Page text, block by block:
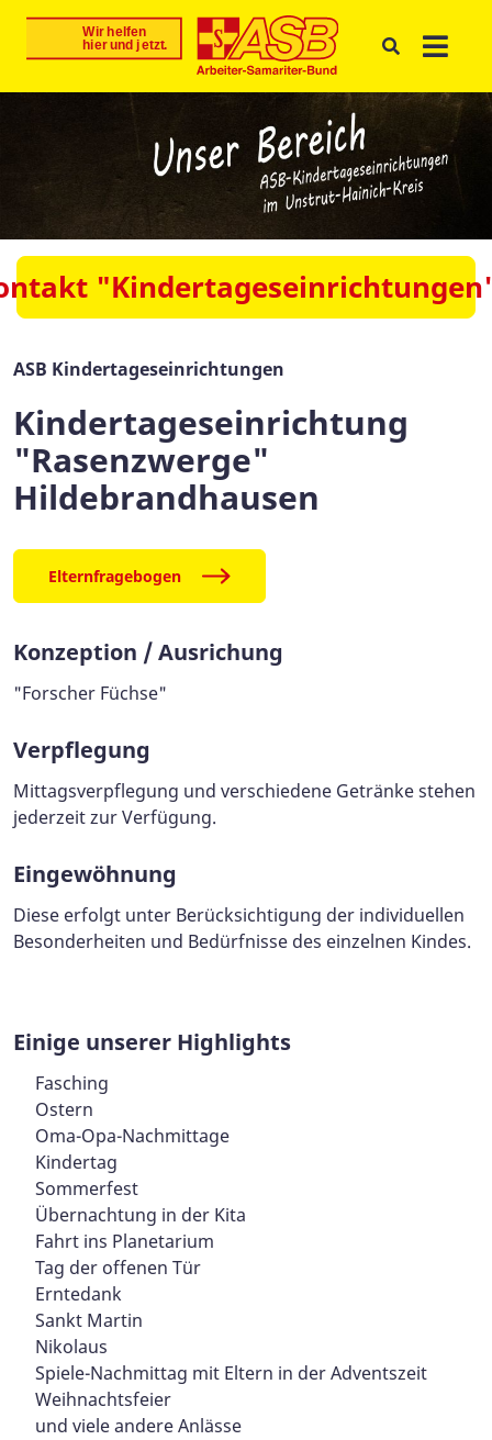
ASB Kindertageseinrichtungen
Kindertageseinrichtung
"Rasenzwerge"
Hildebrandhausen
Elternfragebogen
Konzeption / Ausrichung
"Forscher Füchse"
Verpflegung
Mittagsverpflegung und verschiedene Getränke stehen
jederzeit zur Verfügung.
Eingewöhnung
Diese erfolgt unter Berücksichtigung der individuellen
Besonderheiten und Bedürfnisse des einzelnen Kindes.
Einige unserer Highlights
Fasching
Ostern
Oma-Opa-Nachmittage
Kindertag
Sommerfest
Übernachtung in der Kita
Fahrt ins Planetarium
Tag der offenen Tür
Erntedank
Sankt Martin
Nikolaus
Spiele-Nachmittag mit Eltern in der Adventszeit
Weihnachtsfeier
und viele andere Anlässe